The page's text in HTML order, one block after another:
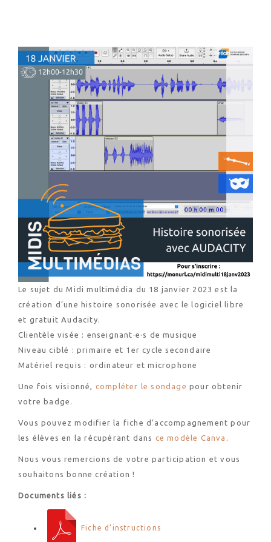
Le sujet du Midi multimédia du 18 janvier 2023 est la
création d’une histoire sonorisée avec le logiciel libre
et gratuit Audacity.
Clientèle visée : enseignant·e·s de musique
Niveau ciblé : primaire et 1er cycle secondaire
Matériel requis : ordinateur et microphone
Une fois visionné, compléter le sondage pour obtenir
votre badge.
Vous pouvez modifier la fiche d’accompagnement pour
les élèves en la récupérant dans ce modèle Canva .
Nous vous remercions de votre participation et vous
souhaitons bonne création !
Documents liés :
Fiche d’instructions